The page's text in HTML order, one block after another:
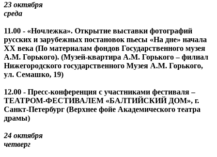
23 октября
среда
11.00 - «Ночлежка». Открытие выставки фотографий
русских и зарубежных постановок пьесы «На дне» начала
ХХ века (По материалам фондов Государственного музея
А.М. Горького). (Музей-квартира А.М. Горького – филиал
Нижегородского государственного Музея А.М. Горького,
ул. Семашко, 19)
12.00 - Пресс-конференция с участниками фестиваля –
ТЕАТРОМ-ФЕСТИВАЛЕМ «БАЛТИЙСКИЙ ДОМ», г.
Санкт-Петербург (Верхнее фойе Академического театра
драмы)
24 октября
четверг